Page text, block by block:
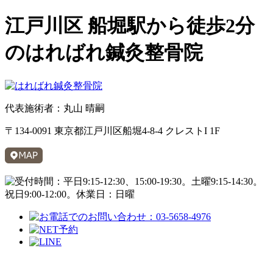
江戸川区 船堀駅から徒歩2分
のはればれ鍼灸整骨院
代表施術者：丸山 晴嗣
〒134-0091 東京都江戸川区船堀4-8-4 クレストI 1F